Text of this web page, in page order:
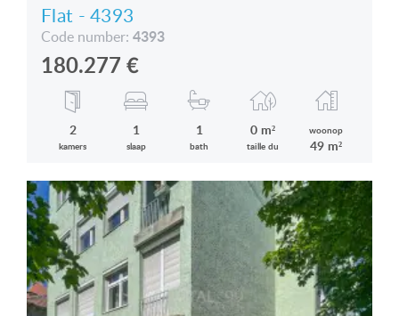
Flat - 4393
Code number: 4393
180.277 €
2
kamers
1
slaap
1
bath
0 m²
taille du
woonop
49 m²